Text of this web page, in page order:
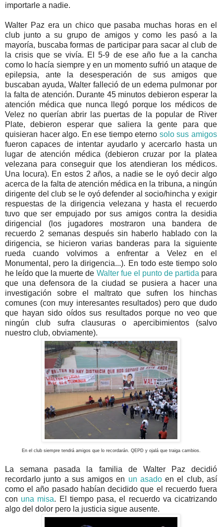
importarle a nadie.
Walter Paz era un chico que pasaba muchas horas en el
club junto a su grupo de amigos y como les pasó a la
mayoría, buscaba formas de participar para sacar al club de
la crisis que se vivía. El 5-9 de ese año fue a la cancha
como lo hacía siempre y en un momento sufrió un ataque de
epilepsia, ante la desesperación de sus amigos que
buscaban ayuda, Walter falleció de un edema pulmonar por
la falta de atención. Durante 45 minutos debieron esperar la
atención médica que nunca llegó porque los médicos de
Velez no querían abrir las puertas de la popular de River
Plate, debieron esperar que saliera la gente para que
quisieran hacer algo. En ese tiempo eterno solo sus amigos
fueron capaces de intentar ayudarlo y acercarlo hasta un
lugar de atención médica (debieron cruzar por la platea
velezana para conseguir que los atendieran los médicos.
Una locura). En estos 2 años, a nadie se le oyó decir algo
acerca de la falta de atención médica en la tribuna, a ningún
dirigente del club se le oyó defender al socio/hincha y exigir
respuestas de la dirigencia velezana y hasta el recuerdo
tuvo que ser empujado por sus amigos contra la desidia
dirigencial (los jugadores mostraron una bandera de
recuerdo 2 semanas después sin haberlo hablado con la
dirigencia, se hicieron varias banderas para la siguiente
rueda cuando volvimos a enfrentar a Velez en el
Monumental, pero la dirigencia...). En todo este tiempo solo
he leído que la muerte de Walter fue el punto de partida para
que una defensora de la ciudad se pusiera a hacer una
investigación sobre el maltrato que sufren los hinchas
comunes (con muy interesantes resultados) pero que dudo
que hayan sido oídos sus resultados porque no veo que
ningún club sufra clausuras o apercibimientos (salvo
nuestro club, obviamente).
En el club siempre tendrá amigos que lo recordarán. QEPD y ojalá que traiga cambios.
La semana pasada la familia de Walter Paz decidió
recordarlo junto a sus amigos en un asadoen el club, así
como el año pasado habían decidido que el recuerdo fuera
con una misa. El tiempo pasa, el recuerdo va cicatrizando
algo del dolor pero la justicia sigue ausente.